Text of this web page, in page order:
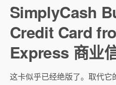
SimplyCash
Credit Card
Express 商业
这卡似乎已经绝版了。取代它